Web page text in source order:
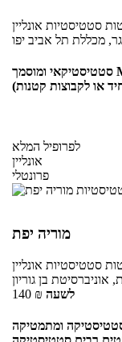
סטטיסטיות אונליין
מכללת תל אביב יפו
סטטיסטיקאי ומוסמך MBA מסייע בעיבודים סטטיסטיים ומעביר
לפרופיל המלא
אונליין
פרונטלי
מוריה יפת
סטטיסטיות אונליין
אוניברסיטת בן גוריון
140 ₪ לשעה